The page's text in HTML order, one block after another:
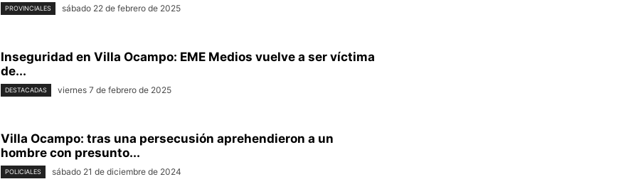
PROVINCIALES sábado 22 de febrero de 2025
Inseguridad en Villa Ocampo: EME Medios vuelve a ser víctima
de...
DESTACADAS viernes 7 de febrero de 2025
Villa Ocampo: tras una persecusión aprehendieron a un
hombre con presunto...
POLICIALES sábado 21 de diciembre de 2024